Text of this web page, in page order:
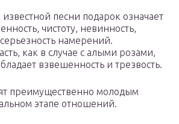
песни подарок означает
чистоту, невинность,
намерений.
как в случае с алыми розами,
взвешенность и трезвость.
преимущественно молодым
этапе отношений.